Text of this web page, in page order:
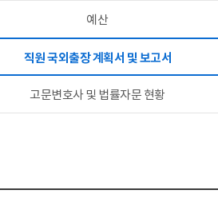
예산
직원 국외출장 계획서 및 보고서
고문변호사 및 법률자문 현황